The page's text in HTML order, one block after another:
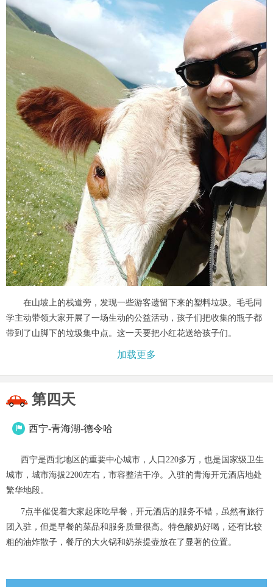
在山坡上的栈道旁，发现一些游客遗留下来的塑料垃圾。毛毛同
学主动带领大家开展了一场生动的公益活动，孩子们把收集的瓶子都
带到了山脚下的垃圾集中点。这一天要把小红花送给孩子们。
加载更多
第四天
 西宁-青海湖-德令哈
西宁是西北地区的重要中心城市，人口220多万，也是国家级卫生
城市，城市海拔2200左右，市容整洁干净。入驻的青海开元酒店地处
繁华地段。
7点半催促着大家起床吃早餐，开元酒店的服务不错，虽然有旅行
团入驻，但是早餐的菜品和服务质量很高。特色酸奶好喝，还有比较
粗的油炸散子，餐厅的大火锅和奶茶提壶放在了显著的位置。